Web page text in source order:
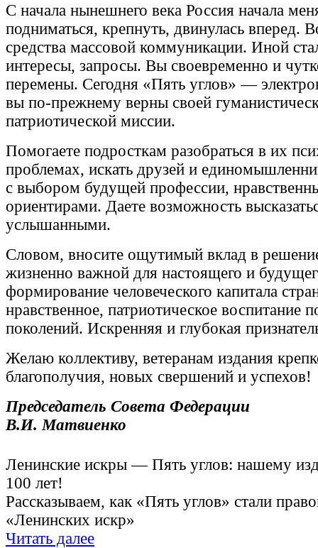
С начала нынешнего века Россия начала
подниматься, крепнуть, двинулась вперед.
средства массовой коммуникации. Иной
интересы, запросы. Вы своевременно и
перемены. Сегодня «Пять углов» —
вы по-прежнему верны своей
патриотической миссии.
Помогаете подросткам разобраться в их
проблемах, искать друзей и
с выбором будущей профессии,
ориентирами. Даете возможность
услышанными.
Словом, вносите ощутимый вклад в
жизненно важной для настоящего и
формирование человеческого капитала
нравственное, патриотическое воспитание
поколений. Искренняя и глубокая
Желаю коллективу, ветеранам издания
благополучия, новых свершений и успехов!
Председатель Совета Федерации
В.И. Матвиенко
Ленинские искры — Пять углов: нашему
100 лет!
Рассказываем, как «Пять углов» стали
«Ленинских искр»
Читать далее